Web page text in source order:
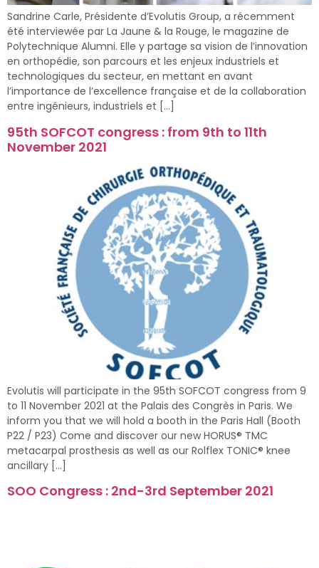
Sandrine Carle, Présidente d’Evolutis Group, a récemment
été interviewée par La Jaune & la Rouge, le magazine de
Polytechnique Alumni. Elle y partage sa vision de l’innovation
en orthopédie, son parcours et les enjeux industriels et
technologiques du secteur, en mettant en avant
l’importance de l’excellence française et de la collaboration
entre ingénieurs, industriels et […]
95th SOFCOT congress : from 9th to 11th
November 2021
Evolutis will participate in the 95th SOFCOT congress from 9
to 11 November 2021 at the Palais des Congrès in Paris. We
inform you that we will hold a booth in the Paris Hall (Booth
P22 / P23) Come and discover our new HORUS® TMC
metacarpal prosthesis as well as our Rolflex TONIC® knee
ancillary […]
SOO Congress : 2nd-3rd September 2021